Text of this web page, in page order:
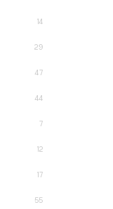
14
29
47
44
7
12
17
55